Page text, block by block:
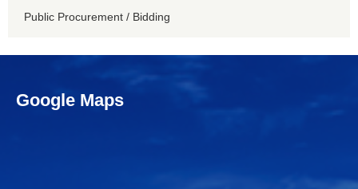
Public Procurement / Bidding
Google Maps